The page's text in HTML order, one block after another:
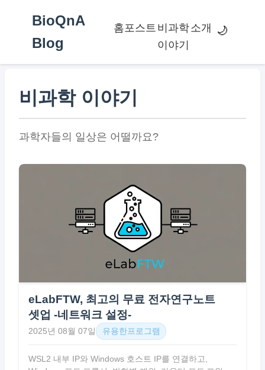
BioQnA
Blog
홈포스트 비과학
이야기
소개 🌙
비과학 이야기
과학자들의 일상은 어떨까요?
eLabFTW, 최고의 무료 전자연구노트
셋업 -네트워크 설정-
2025년 08월 07일 유용한프로그램
WSL2 내부 IP와 Windows 호스트 IP를 연결하고,